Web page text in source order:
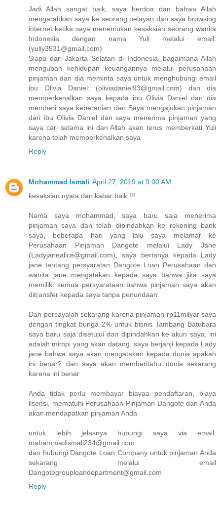
Jadi Allah sangat baik, saya berdoa dan bahwa Allah
mengarahkan saya ke seorang pelayan dan saya browsing
internet ketika saya menemukan kesaksian seorang wanita
Indonesia dengan nama Yuli melalui email:
(yuliy3531@gmail.com)
Siapa dari Jakarta Selatan di Indonesia, bagaimana Allah
mengubah kehidupan keuangannya melalui perusahaan
pinjaman dan dia meminta saya untuk menghubungi email
ibu Olivia Daniel: (oliviadaniel93@gmail.com) dan dia
memperkenalkan saya kepada ibu Olivia Daniel dan dia
memberi saya keberanian dan Saya mengajukan pinjaman
dari ibu Olivia Daniel dan saya menerima pinjaman yang
saya cari selama ini dan Allah akan terus memberkati Yuli
karena telah memperkenalkan saya
Reply
Mohammad Ismali April 27, 2019 at 9:00 AM
kesaksian nyata dan kabar baik !!!
Nama saya mohammad, saya baru saja menerima
pinjaman saya dan telah dipindahkan ke rekening bank
saya, beberapa hari yang lalu saya melamar ke
Perusahaan Pinjaman Dangote melalui Lady Jane
(Ladyjanealice@gmail.com), saya bertanya kepada Lady
jane tentang persyaratan Dangote Loan Perusahaan dan
wanita jane mengatakan kepada saya bahwa jika saya
memiliki semua persyarataan bahwa pinjaman saya akan
ditransfer kepada saya tanpa penundaan
Dan percayalah sekarang karena pinjaman rp11milyar saya
dengan tingkat bunga 2% untuk bisnis Tambang Batubara
saya baru saja disetujui dan dipindahkan ke akun saya, ini
adalah mimpi yang akan datang, saya berjanji kepada Lady
jane bahwa saya akan mengatakan kepada dunia apakah
ini benar? dan saya akan memberitahu dunia sekarang
karena ini benar
Anda tidak perlu membayar biayaa pendaftaran, biaya
lisensi, mematuhi Perusahaan Pinjaman Dangote dan Anda
akan mendapatkan pinjaman Anda
untuk lebih jelasnya hubungi saya via email:
mahammadismali234@gmail.com
dan hubungi Dangote Loan Company untuk pinjaman Anda
sekarang melalui email
Dangotegrouploandepartment@gmail.com
Reply